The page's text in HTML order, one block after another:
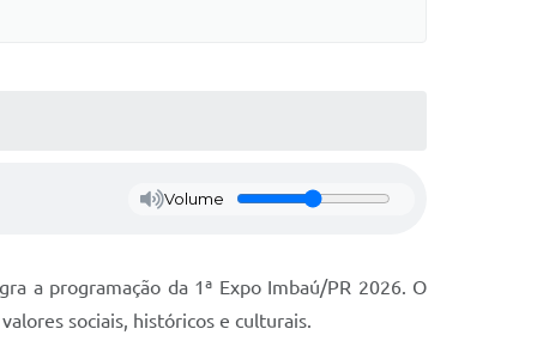
Volume
a programação da 1ª Expo Imbaú/PR 2026. O
sociais, históricos e culturais.